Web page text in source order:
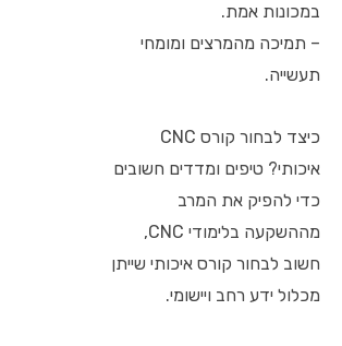
במכונות אמת.
– תמיכה מהמרצים ומומחי
תעשייה.
כיצד לבחור קורס CNC
איכותי? טיפים ומדדים חשובים
כדי להפיק את המרב
מההשקעה בלימודי CNC,
חשוב לבחור קורס איכותי שייתן
מכלול ידע רחב ויישומי.